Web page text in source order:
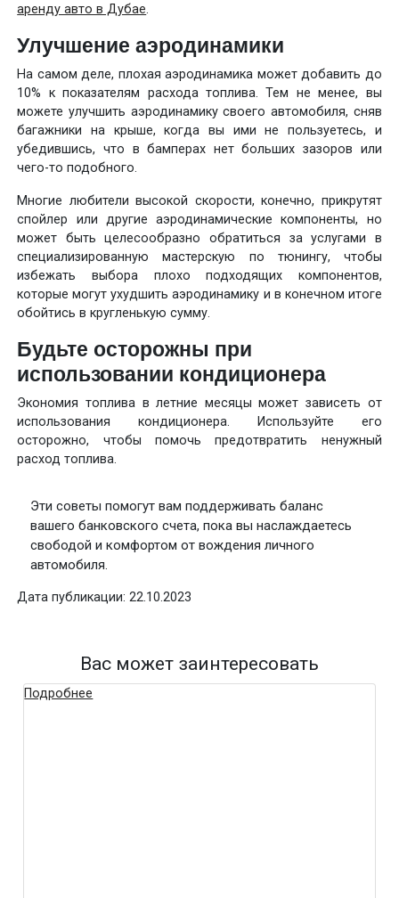
аренду авто в Дубае.
Улучшение аэродинамики
На самом деле, плохая аэродинамика может добавить до
10% к показателям расхода топлива. Тем не менее, вы
можете улучшить аэродинамику своего автомобиля, сняв
багажники на крыше, когда вы ими не пользуетесь, и
убедившись, что в бамперах нет больших зазоров или
чего-то подобного.
Многие любители высокой скорости, конечно, прикрутят
спойлер или другие аэродинамические компоненты, но
может быть целесообразно обратиться за услугами в
специализированную мастерскую по тюнингу, чтобы
избежать выбора плохо подходящих компонентов,
которые могут ухудшить аэродинамику и в конечном итоге
обойтись в кругленькую сумму.
Будьте осторожны при
использовании кондиционера
Экономия топлива в летние месяцы может зависеть от
использования кондиционера. Используйте его
осторожно, чтобы помочь предотвратить ненужный
расход топлива.
Эти советы помогут вам поддерживать баланс
вашего банковского счета, пока вы наслаждаетесь
свободой и комфортом от вождения личного
автомобиля.
Дата публикации: 22.10.2023
Вас может заинтересовать
Подробнее